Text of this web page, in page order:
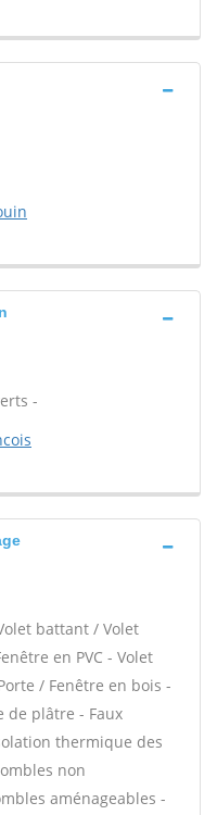
-
battant / Volet
en PVC - Volet
/ Fenêtre en bois -
de plâtre - Faux
thermique des
non
aménageables -